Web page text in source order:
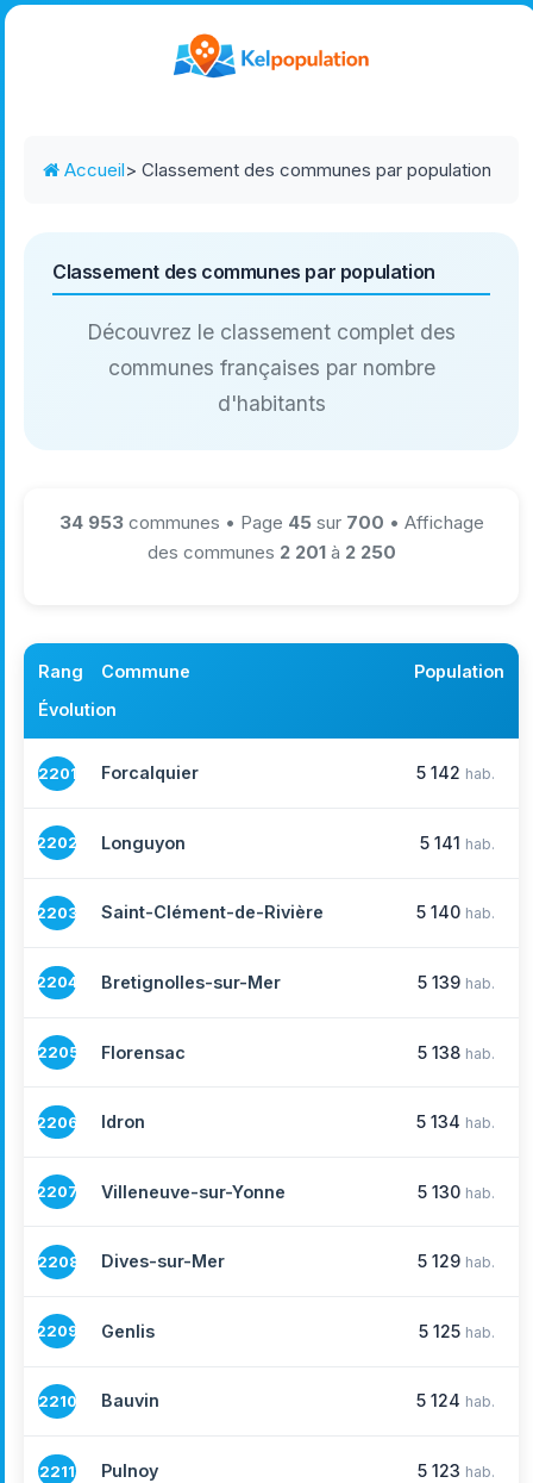
Accueil> Classement des communes par population
Classement des communes par population
Découvrez le classement complet des
communes françaises par nombre
d'habitants
34 953communes • Page 45sur 700 • Affichage
des communes 2 201à 2 250
Rang Commune
Population
Évolution
2201 Forcalquier 5 142 hab.
2202 Longuyon 5 141 hab.
2203 Saint-Clément-de-Rivière 5 140 hab.
2204 Bretignolles-sur-Mer 5 139 hab.
2205 Florensac 5 138 hab.
2206 Idron 5 134 hab.
2207 Villeneuve-sur-Yonne 5 130 hab.
2208 Dives-sur-Mer 5 129 hab.
2209 Genlis 5 125 hab.
2210 Bauvin 5 124 hab.
2211 Pulnoy 5 123 hab.